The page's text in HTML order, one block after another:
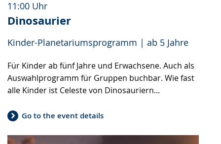
11:00 Uhr
Dinosaurier
Kinder-Planetariumsprogramm | ab 5 Jahre
Für Kinder ab fünf Jahre und Erwachsene. Auch als
Auswahlprogramm für Gruppen buchbar. Wie fast
alle Kinder ist Celeste von Dinosauriern...
Go to the event details